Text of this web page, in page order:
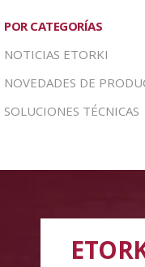
POR CATEGORÍAS
NOTICIAS ETORKI
NOVEDADES DE
SOLUCIONES TÉCNICAS